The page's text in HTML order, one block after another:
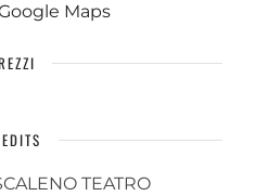
Maps
TEATRO